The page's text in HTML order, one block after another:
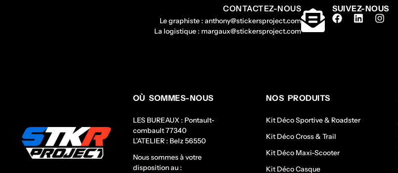
CONTACTEZ-NOUS
Le graphiste : anthony@stickersproject.com
La logistique : margaux@stickersproject.com
SUIVEZ-NOUS
OÙ SOMMES-NOUS
LES BUREAUX : Pontault-
combault 77340
L’ATELIER : Belz 56550
Nous sommes à votre
disposition au :
NOS PRODUITS
Kit Déco Sportive & Roadster
Kit Déco Cross & Trail
Kit Déco Maxi-Scooter
Kit Déco Casque